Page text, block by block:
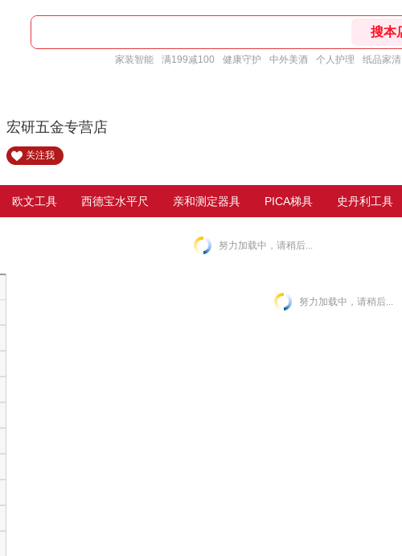
家装智能 满199减100 健康守护 中外美酒 个人护理 纸品家清
宏研五金专营店
关注我
欧文工具 西德宝水平尺 亲和测定器具 PICA梯具 史丹利工具
努力加载中，请稍后...
努力加载中，请稍后...